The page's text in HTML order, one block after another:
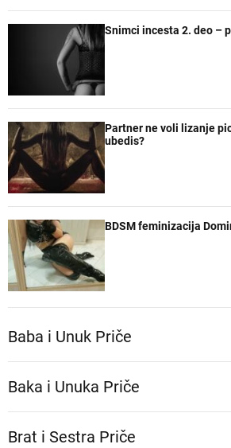
Snimci incesta 2. deo –
Partner ne voli lizanje
ubedis?
BDSM feminizacija
Baba i Unuk Priče
Baka i Unuka Pričе
Brat i Sestra Priče